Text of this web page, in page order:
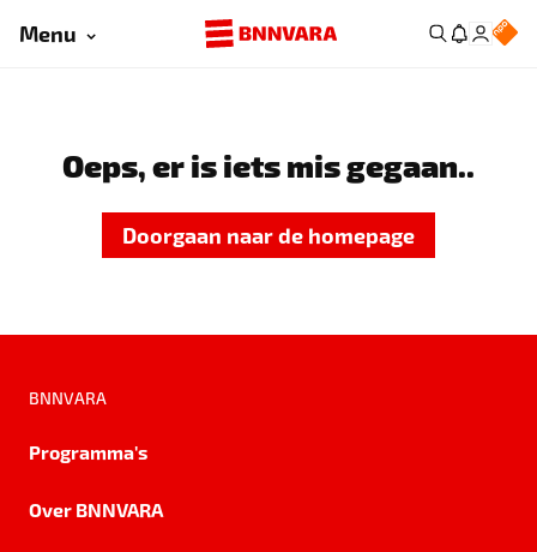
Menu
Oeps, er is iets mis gegaan..
Doorgaan naar de homepage
BNNVARA
Programma's
Over BNNVARA